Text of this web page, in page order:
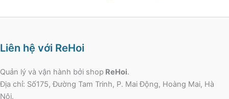
Liên hệ với ReHoi
Quản lý và vận hành bởi shop ReHoi.
Địa chỉ: Số175, Đường Tam Trinh, P. Mai Động, Hoàng Mai, Hà
Nội.